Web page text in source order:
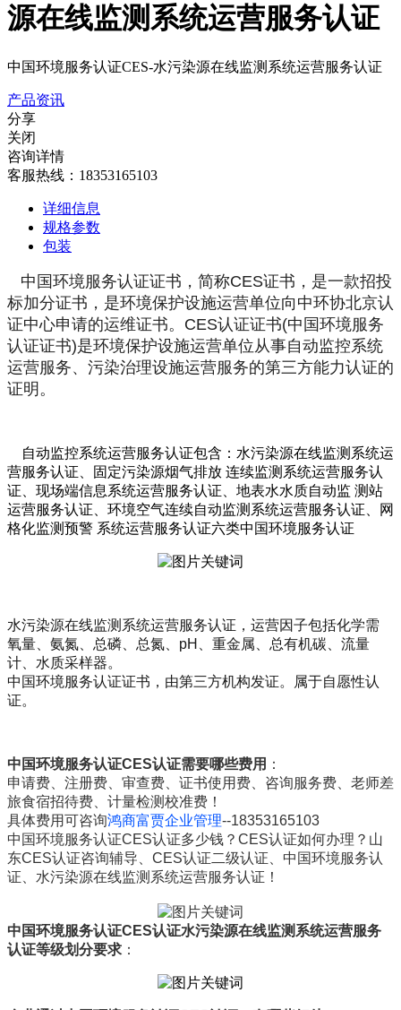
源在线监测系统运营服务认证
中国环境服务认证CES-水污染源在线监测系统运营服务认证
产品资讯
分享
关闭
咨询详情
客服热线：18353165103
详细信息
规格参数
包装
中国环境服务认证证书，简称CES证书，是一款招投
标加分证书，是环境保护设施运营单位向中环协北京认
证中心申请的运维证书。CES认证证书(中国环境服务
认证证书)是环境保护设施运营单位从事自动监控系统
运营服务、污染治理设施运营服务的第三方能力认证的
证明。
自动监控系统运营服务认证包含：水污染源在线监测系统运
营服务认证、固定污染源烟气排放 连续监测系统运营服务认
证、现场端信息系统运营服务认证、地表水水质自动监 测站
运营服务认证、环境空气连续自动监测系统运营服务认证、网
格化监测预警 系统运营服务认证六类中国环境服务认证
水污染源在线监测系统运营服务认证，运营因子包括化学需
氧量、氨氮、总磷、总氮、pH、重金属、总有机碳、流量
计、水质采样器。
中国环境服务认证证书，由第三方机构发证。属于自愿性认
证。
中国环境服务认证CES认证需要哪些费用 ：
申请费、注册费、审查费、证书使用费、咨询服务费、老师差
旅食宿招待费、计量检测校准费！
具体费用可咨询鸿商富贾企业管理--18353165103
中国环境服务认证CES认证多少钱？CES认证如何办理？山
东CES认证咨询辅导、CES认证二级认证、中国环境服务认
证、水污染源在线监测系统运营服务认证！
中国环境服务认证CES认证水污染源在线监测系统运营服务
认证等级划分要求 ：